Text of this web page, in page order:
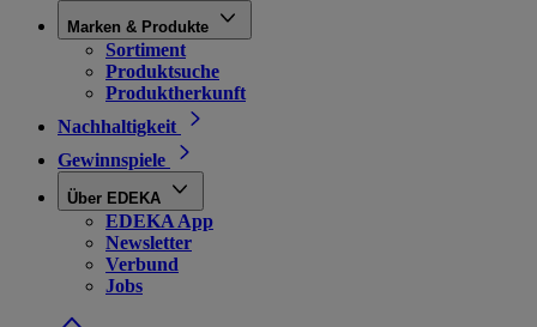
Marken & Produkte
Sortiment
Produktsuche
Produktherkunft
Nachhaltigkeit
Gewinnspiele
Über EDEKA
EDEKA App
Newsletter
Verbund
Jobs